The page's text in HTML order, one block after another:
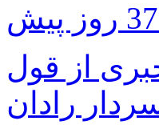
از قول
رادان